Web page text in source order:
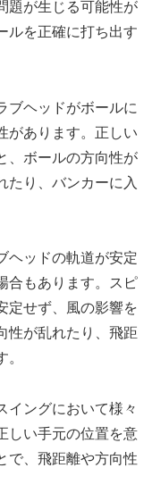
題が生じる可能性が
ルを正確に打ち出す
ブヘッドがボールに
があります。正しい
、ボールの方向性が
たり、バンカーに入
ヘッドの軌道が安定
合もあります。スピ
定せず、風の影響を
性が乱れたり、飛距
イングにおいて様々
しい手元の位置を意
で、飛距離や方向性